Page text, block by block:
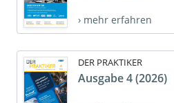
› mehr erfahren
DER PRAKTIKER
Ausgabe 4 (2026)